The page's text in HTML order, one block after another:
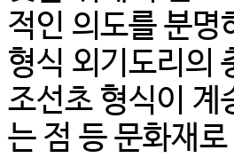
적인 의도를 분명
형식 외기도리의
조선초 형식이 계
는 점 등 문화재